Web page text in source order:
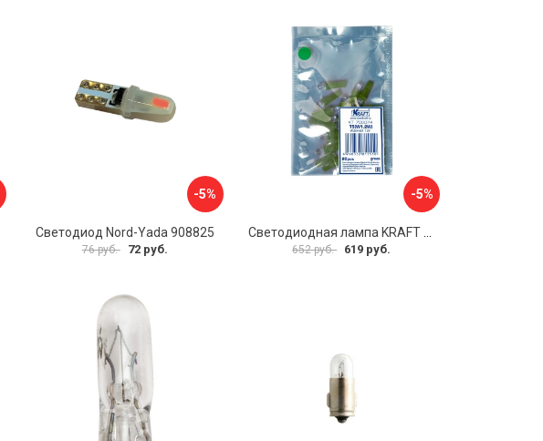
-5%
Светодиод Nord-Yada 908825
76 руб. 72 руб.
-5%
Светодиодная лампа KRAFT T5 KT 700074
652 руб. 619 руб.